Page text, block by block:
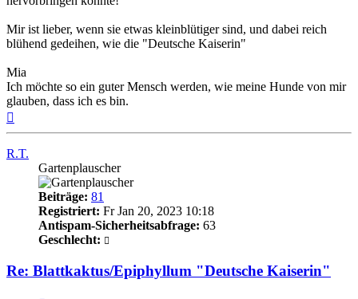
Mir ist lieber, wenn sie etwas kleinblütiger sind, und dabei reich
blühend gedeihen, wie die "Deutsche Kaiserin"
Mia
Ich möchte so ein guter Mensch werden, wie meine Hunde von mir
glauben, dass ich es bin.
oben
R.T.
Gartenplauscher
Beiträge: 81
Registriert: Fr Jan 20, 2023 10:18
Antispam-Sicherheitsabfrage: 63
Geschlecht:
Re: Blattkaktus/Epiphyllum "Deutsche Kaiserin"